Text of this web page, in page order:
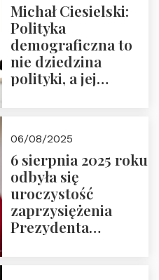
Michał Ciesielski:
Polityka
demograficzna to
nie dziedzina
polityki, a jej
06/08/2025
6 sierpnia 2025 roku
odbyła się
uroczystość
zaprzysiężenia
Prezydenta